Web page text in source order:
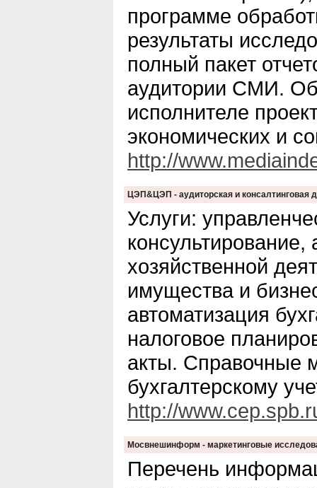
программе
результаты
полный пакет
аудитории СМИ. Об
исполнителе
экономических и
http://
ЦЭП&ЦЭП - аудиторская и консалтинговая
Услуги:
хозяйственной
имущества и
автоматизация
налоговое
акты. Справочные
бухгалтерскому
http://
Мосвнешинформ - маркетинговые
Перечень